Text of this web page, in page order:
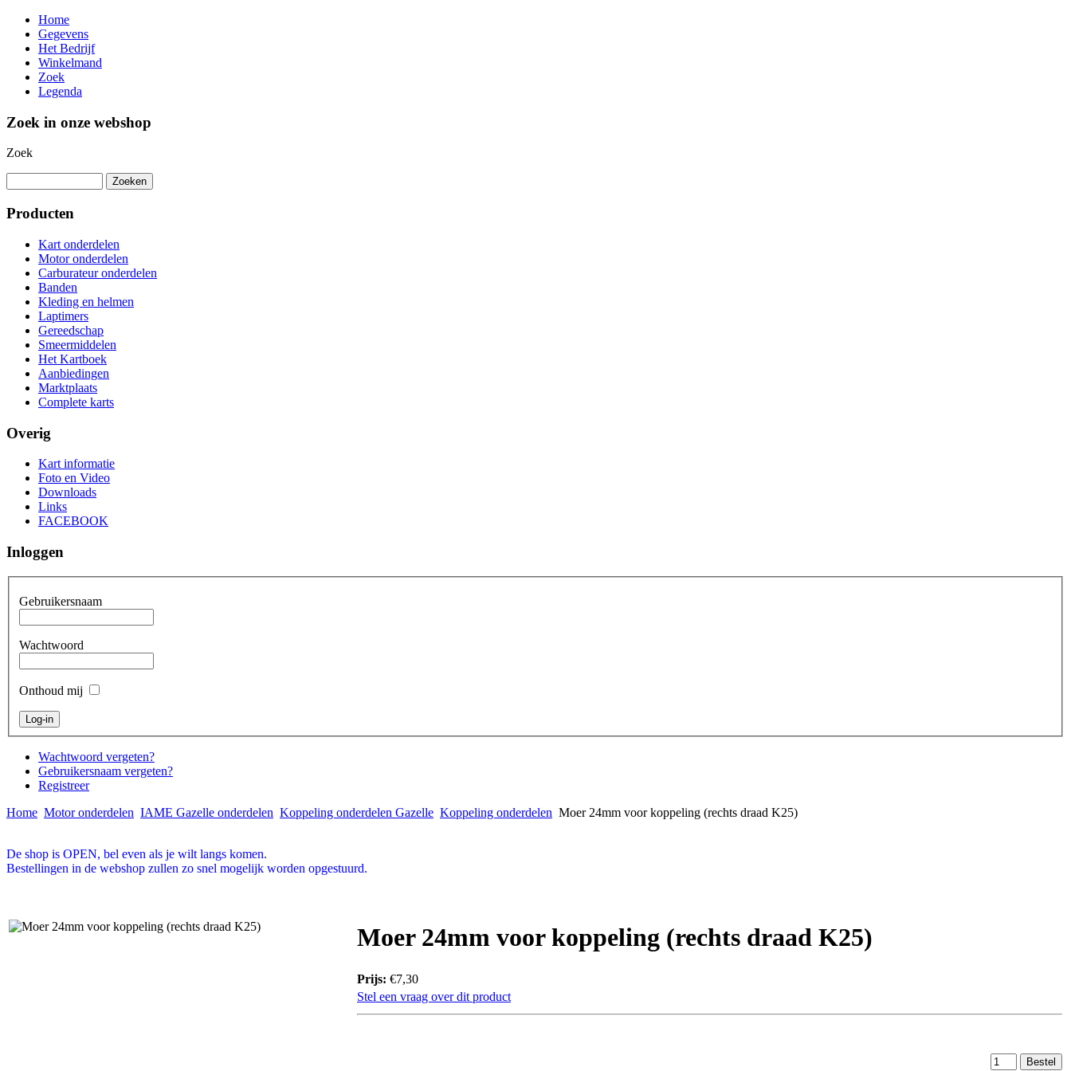
Home
Gegevens
Het Bedrijf
Winkelmand
Zoek
Legenda
Zoek in onze webshop
Zoek
Producten
Kart onderdelen
Motor onderdelen
Carburateur onderdelen
Banden
Kleding en helmen
Laptimers
Gereedschap
Smeermiddelen
Het Kartboek
Aanbiedingen
Marktplaats
Complete karts
Overig
Kart informatie
Foto en Video
Downloads
Links
FACEBOOK
Inloggen
Gebruikersnaam
Wachtwoord
Onthoud mij
Wachtwoord vergeten?
Gebruikersnaam vergeten?
Registreer
Home Motor onderdelen IAME Gazelle onderdelen Koppeling onderdelen Gazelle Koppeling onderdelen Moer 24mm voor koppeling (rechts draad K25)
De shop is OPEN, bel even als je wilt langs komen.
Bestellingen in de webshop zullen zo snel mogelijk worden opgestuurd.
Moer 24mm voor koppeling (rechts draad K25)
Prijs: €7,30
Stel een vraag over dit product